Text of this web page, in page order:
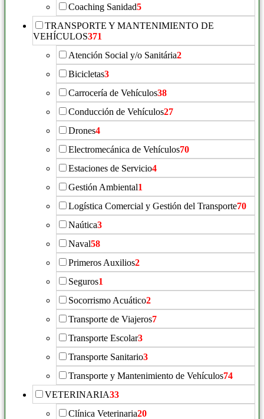
Coaching Sanidad5
TRANSPORTE Y MANTENIMIENTO DE
VEHÍCULOS371
Atención Social y/o Sanitária2
Bicicletas3
Carrocería de Vehículos38
Conducción de Vehículos27
Drones4
Electromecánica de Vehículos70
Estaciones de Servicio4
Gestión Ambiental1
Logística Comercial y Gestión del Transporte70
Naútica3
Naval58
Primeros Auxilios2
Seguros1
Socorrismo Acuático2
Transporte de Viajeros7
Transporte Escolar3
Transporte Sanitario3
Transporte y Mantenimiento de Vehículos74
VETERINARIA33
Clínica Veterinaria20